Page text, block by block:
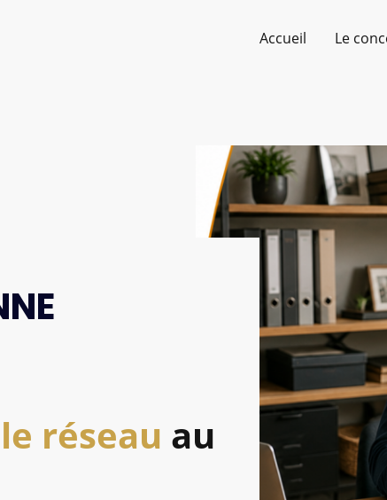
Accueil Le
le réseau au